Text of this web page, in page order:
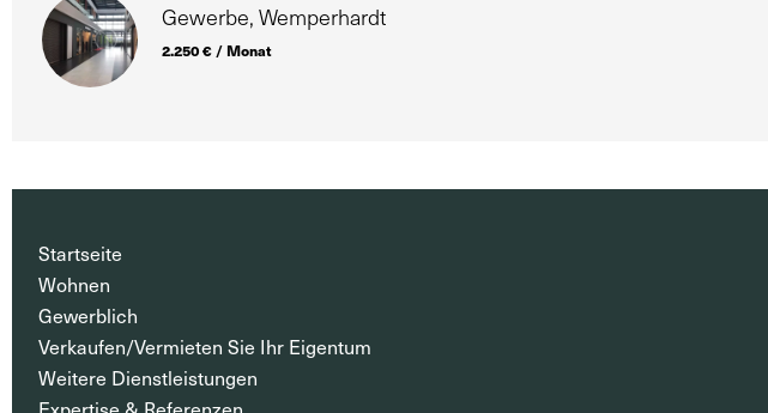
Gewerbe, Wemperhardt
2.250 € / Monat
Startseite
Wohnen
Gewerblich
Verkaufen/Vermieten Sie Ihr Eigentum
Weitere Dienstleistungen